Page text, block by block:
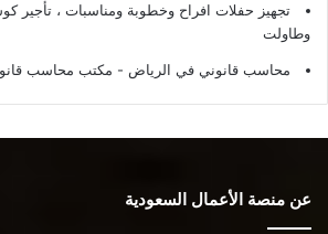
تجهيز حفلات افراح وخطوبة ومناسبات ، تأجير
وطاولت
محاسب قانوني في الرياض - مكتب محاسب
عن منصة الأعمال السعودية